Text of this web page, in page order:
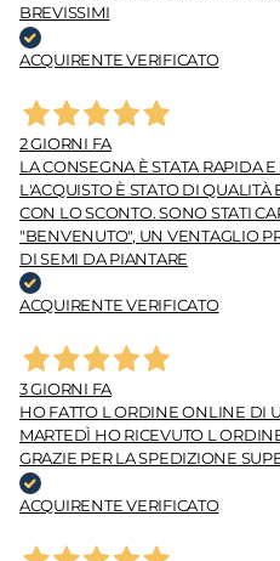
BREVISSIMI
ACQUIRENTE VERIFICATO
2 GIORNI FA
LA CONSEGNA È STATA RAPIDA
L'ACQUISTO È STATO DI
CON LO SCONTO. SONO STATI
"BENVENUTO", UN VENTAGLIO
DI SEMI DA PIANTARE
ACQUIRENTE VERIFICATO
3 GIORNI FA
HO FATTO L ORDINE ONLINE DI
MARTEDÌ HO RICEVUTO L
GRAZIE PER LA SPEDIZIONE
ACQUIRENTE VERIFICATO